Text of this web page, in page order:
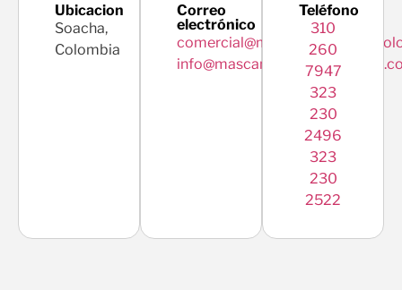
Ubicacion
Soacha,
Colombia
Correo
electrónico
Teléfono
310
260
7947
323
230
2496
323
230
2522